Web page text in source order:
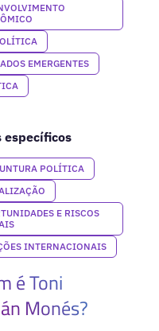
EMERGENTES
específicos
POLÍTICA
E RISCOS
INTERNACIONAIS
é Toni
Monés?